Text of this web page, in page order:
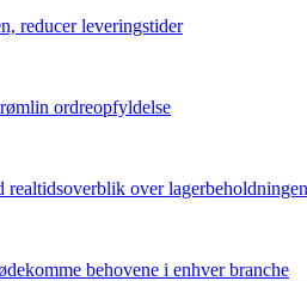
reducer leveringstider
ordreopfyldelse
over lagerbeholdningen
behovene i enhver branche